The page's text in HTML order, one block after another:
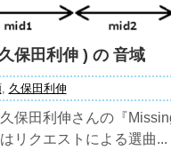
保田利伸 ) の 音域
, 久保田利伸
保田利伸さんの『
リクエストによる選曲...